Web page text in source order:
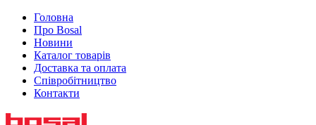
Головна
Про Bosal
Новини
Каталог товарів
Доставка та оплата
Співробітництво
Контакти